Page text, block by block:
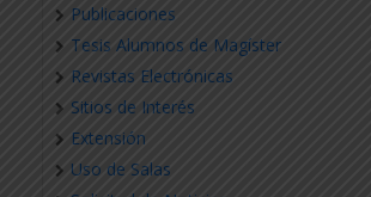
Publicaciones
Tesis Alumnos de Magíster
Revistas Electrónicas
Sitios de Interés
Extensión
Uso de Salas